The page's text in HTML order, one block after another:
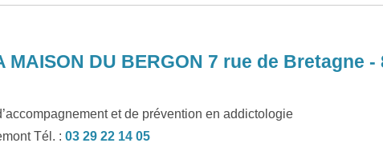
MAISON DU BERGON 7 rue de Bretagne -
et de prévention en addictologie
Tél. : 03 29 22 14 05